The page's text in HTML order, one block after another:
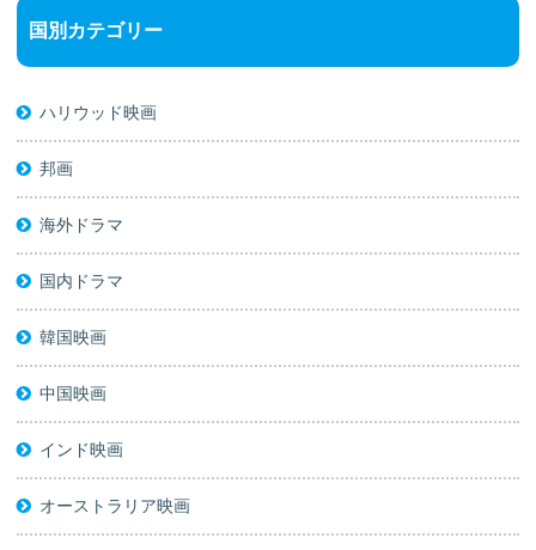
国別カテゴリー
ハリウッド映画
邦画
海外ドラマ
国内ドラマ
韓国映画
中国映画
インド映画
オーストラリア映画